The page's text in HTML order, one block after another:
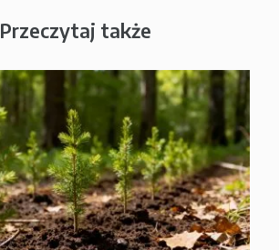
Przeczytaj także